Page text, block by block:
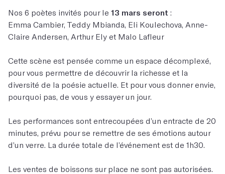
Nos 6 poètes invités pour le 13 mars seront :
Emma Cambier, Teddy Mbianda, Eli Koulechova, Anne-
Claire Andersen, Arthur Ely et Malo Lafleur
Cette scène est pensée comme un espace décomplexé,
pour vous permettre de découvrir la richesse et la
diversité de la poésie actuelle. Et pour vous donner envie,
pourquoi pas, de vous y essayer un jour.
Les performances sont entrecoupées d’un entracte de 20
minutes, prévu pour se remettre de ses émotions autour
d’un verre. La durée totale de l’événement est de 1h30.
Les ventes de boissons sur place ne sont pas autorisées.